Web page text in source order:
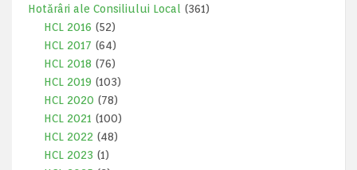
Hotărâri ale Consiliului Local
(361)
HCL 2016 (52)
HCL 2017 (64)
HCL 2018 (76)
HCL 2019 (103)
HCL 2020 (78)
HCL 2021 (100)
HCL 2022 (48)
HCL 2023 (1)